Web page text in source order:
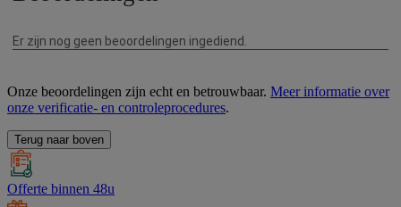
Onze beoordelingen zijn echt en betrouwbaar. Meer informatie over
onze verificatie- en controleprocedures.
Terug naar boven
Offerte binnen 48u